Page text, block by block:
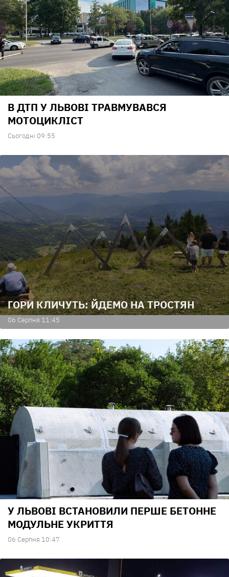
В ДТП У ЛЬВОВІ ТРАВМУВАВСЯ
МОТОЦИКЛІСТ
Сьогодні 09:55
ГОРИ КЛИЧУТЬ: ЙДЕМО НА ТРОСТЯН
06 Серпня 11:45
У ЛЬВОВІ ВСТАНОВИЛИ ПЕРШЕ БЕТОННЕ
МОДУЛЬНЕ УКРИТТЯ
06 Серпня 10:47